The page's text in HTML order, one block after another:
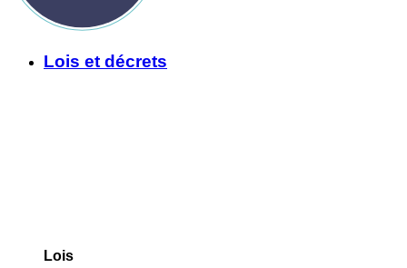
Lois et décrets
Lois